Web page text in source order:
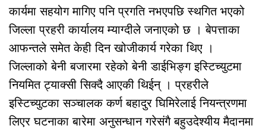
कार्यमा सहयोग मागिए पनि प्रगति नभएपछि स्थगित भएको
जिल्ला प्रहरी कार्यालय म्याग्दीले जनाएको छ । बेपत्ताका
आफन्तले समेत केही दिन खोजीकार्य गरेका थिए ।
जिल्लाको बेनी बजारमा रहेको बेनी डाईभिङ्ग इस्टिच्युटमा
नियमित ट्याक्सी सिक्दै आएकी थिईन् । प्रहरीले
इस्टिच्युटका सञ्चालक कर्ण बहादुर घिमिरेलाई नियन्त्रणमा
लिएर घटनाका बारेमा अनुसन्धान गरेसंगै बहुउदेश्यीय मैदानमा